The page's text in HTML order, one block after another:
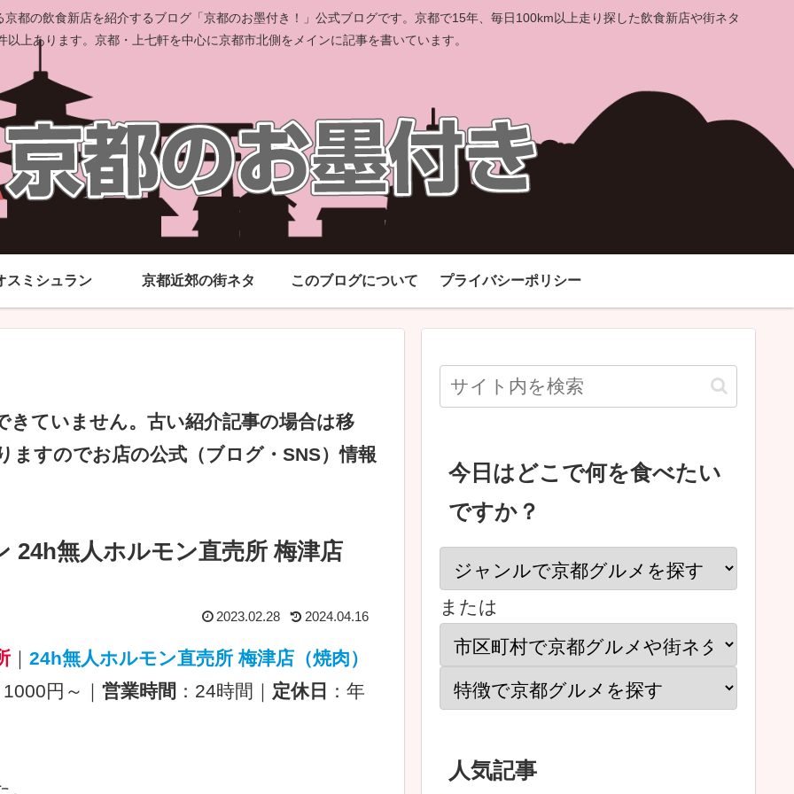
都の飲食新店を紹介するブログ「京都のお墨付き！」公式ブログです。京都で15年、毎日100km以上走り探した飲食新店や街ネタ
以上あります。京都・上七軒を中心に京都市北側をメインに記事を書いています。
スミシュラン 京都近郊の街ネタ このブログについて プライバシーポリシー
ていません。古い紹介記事の場合は移
ますのでお店の公式（ブログ・SNS）情報
24h無人ホルモン直売所 梅津店
2023.02.28 2024.04.16
｜ 24h無人ホルモン直売所 梅津店（焼肉）
円～｜ 営業時間 ：24時間｜ 定休日 ：年
今日はどこで何を食べたい
ですか？
または
人気記事